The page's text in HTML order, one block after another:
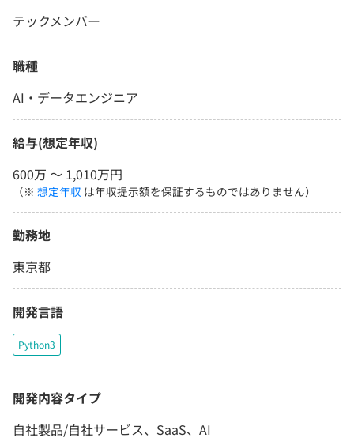
テックメンバー
職種
AI・データエンジニア
給与(想定年収)
600万 〜 1,010万円
（※ 想定年収 は年収提示額を保証するものではありません）
勤務地
東京都
開発言語
Python3
開発内容タイプ
自社製品/自社サービス、SaaS、AI